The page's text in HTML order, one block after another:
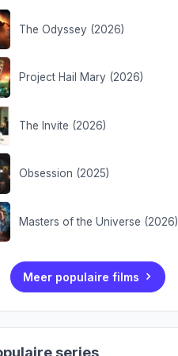
The Odyssey (2026)
Project Hail Mary (2026)
The Invite (2026)
Obsession (2025)
Masters of the Universe (2026)
Meer populaire films
series